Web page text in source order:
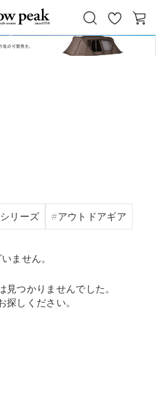
Peak
お
気
カ
リーズ アウトドアギア
ません。
見つかりませんでした。
探しください。